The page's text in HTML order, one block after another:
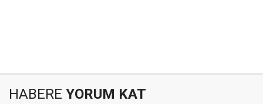
HABERE YORUM KAT